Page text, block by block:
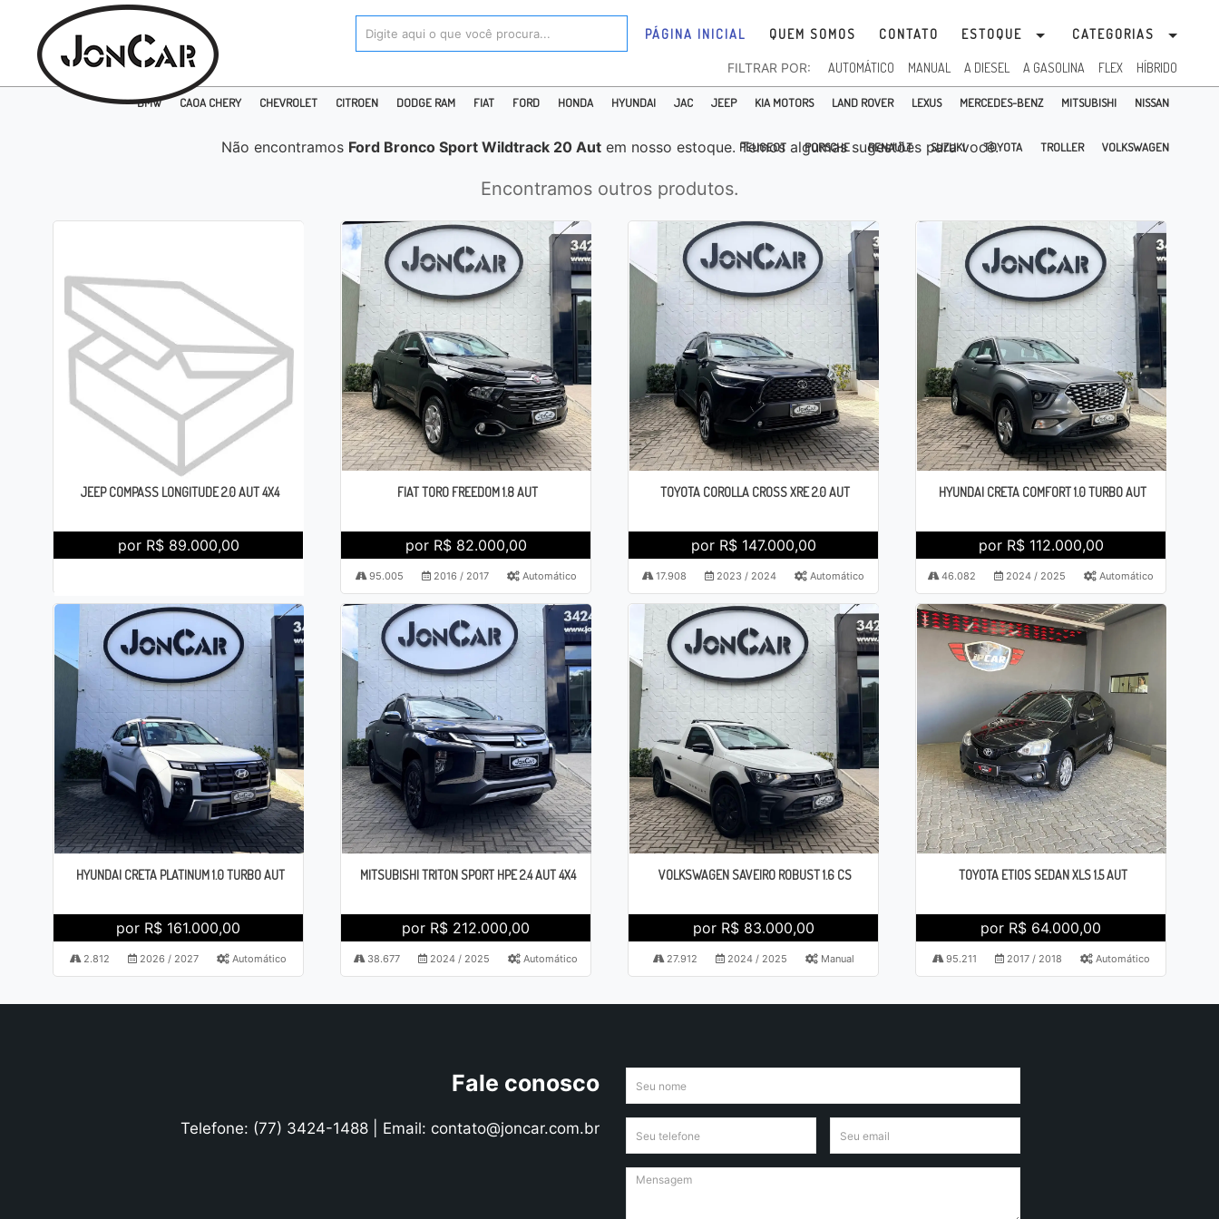
PÁGINA INICIAL QUEM SOMOS CONTATO ESTOQUE CATEGORIAS
FILTRAR POR: AUTOMÁTICO MANUAL A DIESEL A GASOLINA FLEX HÍBRIDO
BMW CAOA CHERY CHEVROLET CITROEN DODGE RAM FIAT FORD HONDA HYUNDAI JAC JEEP KIA MOTORS LAND ROVER LEXUS MERCEDES-BENZ MITSUBISHI NISSAN
PEUGEOT PORSCHE RENAULT SUZUKI TOYOTA TROLLER VOLKSWAGEN
Não encontramos Ford Bronco Sport Wildtrack 20 Autem nosso estoque. Temos algumas sugestões para você.
Encontramos outros produtos.
JEEP COMPASS LONGITUDE 2.0 AUT 4X4
por R$ 89.000,00
FIAT TORO FREEDOM 1.8 AUT
por R$ 82.000,00
95.005 2016 / 2017 Automático
TOYOTA COROLLA CROSS XRE 2.0 AUT
por R$ 147.000,00
17.908 2023 / 2024 Automático
HYUNDAI CRETA COMFORT 1.0 TURBO AUT
por R$ 112.000,00
46.082 2024 / 2025 Automático
HYUNDAI CRETA PLATINUM 1.0 TURBO AUT
por R$ 161.000,00
2.812 2026 / 2027 Automático
MITSUBISHI TRITON SPORT HPE 2.4 AUT 4X4
por R$ 212.000,00
38.677 2024 / 2025 Automático
VOLKSWAGEN SAVEIRO ROBUST 1.6 CS
por R$ 83.000,00
27.912 2024 / 2025 Manual
TOYOTA ETIOS SEDAN XLS 1.5 AUT
por R$ 64.000,00
95.211 2017 / 2018 Automático
Fale conosco
Telefone: (77) 3424-1488 | Email: contato@joncar.com.br